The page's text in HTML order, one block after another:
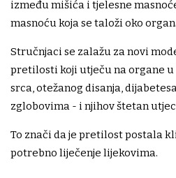
između mišića i tjelesne
masnoću koja se taloži oko
Stručnjaci se zalažu za novi
pretilosti koji utječu na organe
srca, otežanog disanja,
zglobovima - i njihov štetan
To znači da je pretilost postala
potrebno liječenje lijekovima.